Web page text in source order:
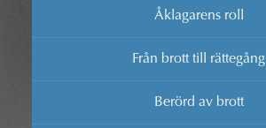
Åklagarens roll
Från brott till rättegång
Berörd av brott